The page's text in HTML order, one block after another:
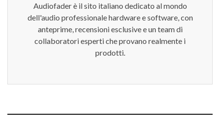
Audiofader è il sito italiano dedicato al mondo
dell'audio professionale hardware e software, con
anteprime, recensioni esclusive e un team di
collaboratori esperti che provano realmente i
prodotti.